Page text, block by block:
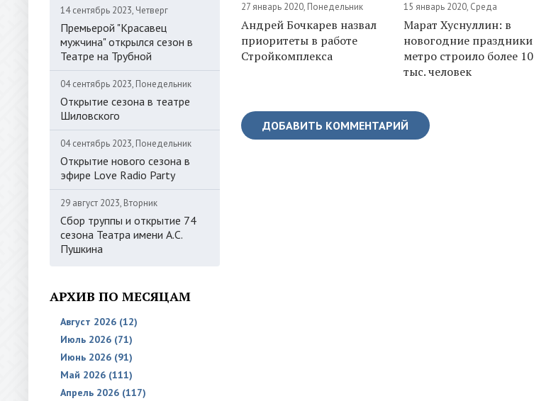
14 сентябрь 2023, Четверг
Премьерой "Красавец
мужчина" открылся сезон в
Театре на Трубной
04 сентябрь 2023, Понедельник
Открытие сезона в театре
Шиловского
04 сентябрь 2023, Понедельник
Открытие нового сезона в
эфире Love Radio Party
29 август 2023, Вторник
Сбор труппы и открытие 74
сезона Театра имени А.С.
Пушкина
АРХИВ ПО МЕСЯЦАМ
Август 2026 (12)
Июль 2026 (71)
Июнь 2026 (91)
Май 2026 (111)
Апрель 2026 (117)
27 январь 2020, Понедельник
Андрей Бочкарев назвал
приоритеты в работе
Стройкомплекса
15 январь 2020, Среда
Марат Хуснуллин: в
новогодние праздники
метро строило более 10
тыс. человек
ДОБАВИТЬ КОММЕНТАРИЙ